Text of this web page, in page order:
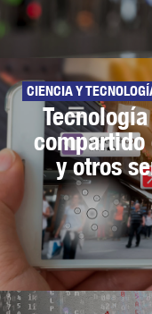
CIENCIA Y
compartido
y otros